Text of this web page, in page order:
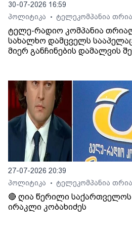
30-07-2026 16:59
პოლიტიკა
• ტელეკომპანია
ტელე-რადიო კომპანია
სახალხო დამცველს
მიერ განჩინების დამალვის
27-07-2026 20:39
პოლიტიკა
• ტელეკომპანია
🔴 ღია წერილი
ირაკლი კობახიძეს